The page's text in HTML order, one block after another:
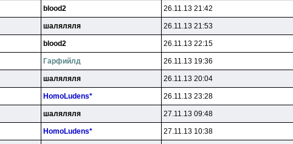
blood2 26.11.13 21:42
шаляляля 26.11.13 21:53
blood2 26.11.13 22:15
Гарфийлд 26.11.13 19:36
шаляляля 26.11.13 20:04
HomoLudens* 26.11.13 23:28
шаляляля 27.11.13 09:48
HomoLudens* 27.11.13 10:38